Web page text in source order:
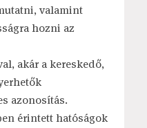
valamint
hozni az
akár a kereskedő,
azonosítás.
érintett hatóságok